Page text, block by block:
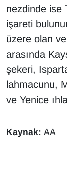
nezdinde ise
işareti
üzere olan
arasında
şekeri,
lahmacunu,
ve Yenice
Kaynak: AA